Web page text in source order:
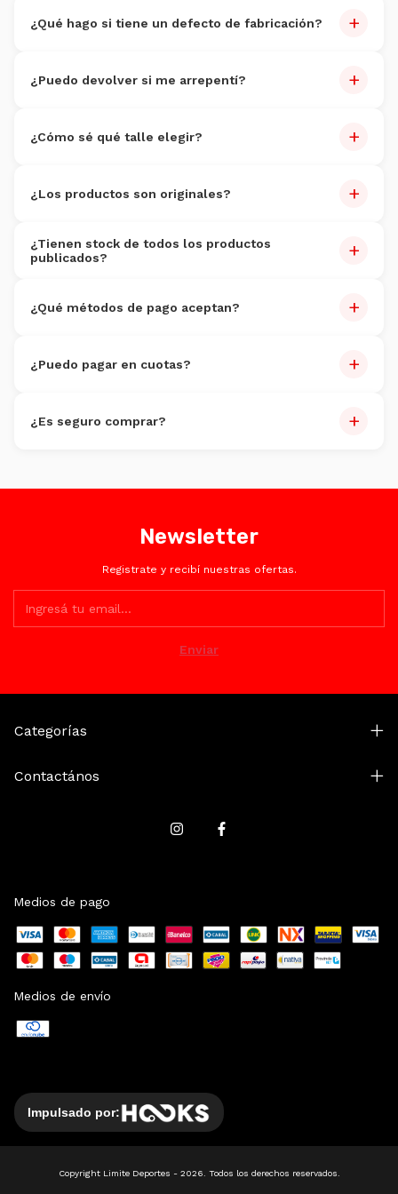
¿Qué hago si tiene un defecto de fabricación? +
dentro de 30 días.
¿Puedo devolver si me arrepentí? +
por cuenta del cliente.
¿Cómo sé qué talle elegir? +
WhatsApp al3816095352.
¿Los productos son originales? +
¿Tienen stock de todos los productos
publicados?
+
¿Qué métodos de pago aceptan? +
Mercado Pago y efectivo en sucursales.
¿Puedo pagar en cuotas? +
¿Es seguro comprar? +
Newsletter
Registrate y recibí nuestras ofertas.
Categorías
Contactános
Medios de pago
Medios de envío
Impulsado por:
Copyright Limite Deportes - 2026. Todos los derechos reservados.